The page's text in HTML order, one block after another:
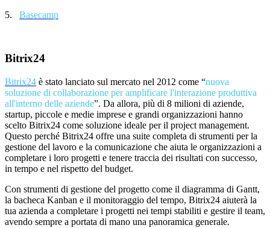
5. Basecamp
Bitrix24
Bitrix24 è stato lanciato sul mercato nel 2012 come “nuova
soluzione di collaborazione per amplificare l'interazione produttiva
all'interno delle aziende”. Da allora, più di 8 milioni di aziende,
startup, piccole e medie imprese e grandi organizzazioni hanno
scelto Bitrix24 come soluzione ideale per il project management.
Questo perché Bitrix24 offre una suite completa di strumenti per la
gestione del lavoro e la comunicazione che aiuta le organizzazioni a
completare i loro progetti e tenere traccia dei risultati con successo,
in tempo e nel rispetto del budget.
Con strumenti di gestione del progetto come il diagramma di Gantt,
la bacheca Kanban e il monitoraggio del tempo, Bitrix24 aiuterà la
tua azienda a completare i progetti nei tempi stabiliti e gestire il team,
avendo sempre a portata di mano una panoramica generale.